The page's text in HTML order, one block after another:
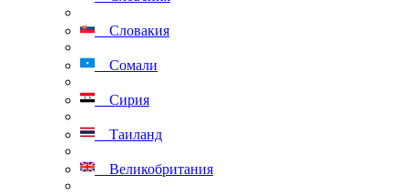
Словакия
Сомали
Сирия
Таиланд
Великобритания